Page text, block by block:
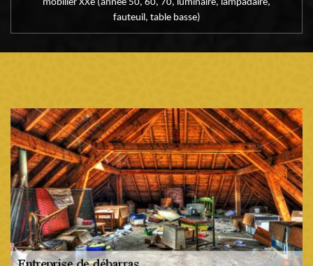
mobilier XXe (année 50, 60, 70, luminaire, lampadaire,
fauteuil, table basse)